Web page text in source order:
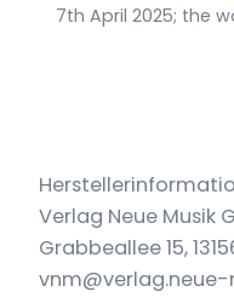
7th April 2025; the
Verlag Neue Musik
Grabbeallee 15,
vnm@verlag.neue-